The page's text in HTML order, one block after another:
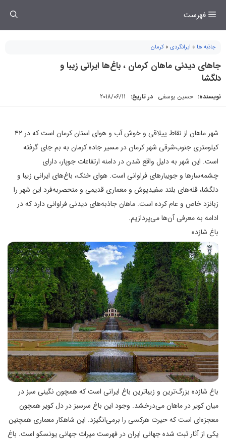
فهرست
جاذبه ها » ایرانگردی » کرمان
جاهای دیدنی ماهان کرمان ، باغ‌ها ایرانی زیبا و
دلگشا
نویسنده: حسین یوسفی در تاریخ: 2018/06/11
شهر ماهان از نقاط ییلاقی و خوش آب و هوای استان کرمان است که در ۴۲
کیلومتری جنوب‌شرقی شهر کرمان در مسیر جاده کرمان به بم جای گرفته
است. این شهر به دلیل واقع شدن در دامنه ارتفاعات جوپار، دارای
چشمه‌سارها و جویبارهای فراوانی است. هوای خنک، باغ‌های ایرانی زیبا و
دلگشا، قله‌های بلند سفیدپوش و معماری قدیمی و منحصر‌به‌فرد این شهر را
زبانزد خاص و عام کرده است. ماهان جاذبه‌های دیدنی فراوانی دارد که در
ادامه به معرفی آن‌ها می‌پردازیم.
باغ شازده
باغ شازده بزرگ‌ترین و زیباترین باغ ایرانی است که همچون نگینی سبز در
میان کویر در ماهان می‌درخشد. وجود این باغ سرسبز در دل کویر همچون
معجزه‌ای است که حیرت هرکسی را برمی‌انگیزد. این شاهکار معماری همچنین
یکی از آثار ثبت شده جهانی ایران در فهرست میراث جهانی یونسکو است. باغ